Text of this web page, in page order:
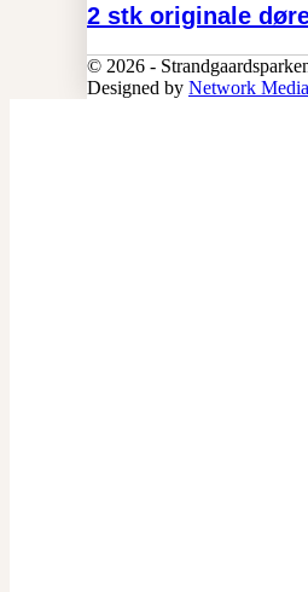
2 stk originale
© 2026 -
Designed by Network